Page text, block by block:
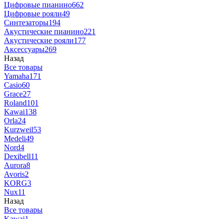
Цифровые пианино662
Цифровые рояли49
Синтезаторы194
Акустические пианино221
Акустические рояли177
Аксессуары269
Назад
Все товары
Yamaha171
Casio60
Grace27
Roland101
Kawai138
Orla24
Kurzweil53
Medeli49
Nord4
Dexibell11
Aurora8
Avoris2
KORG3
Nux11
Назад
Все товары